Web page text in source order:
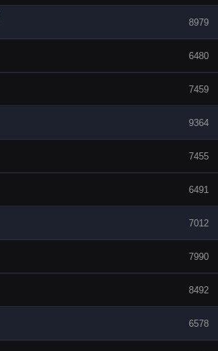
8979
6480
7459
9364
7455
6491
7012
7990
8492
6578